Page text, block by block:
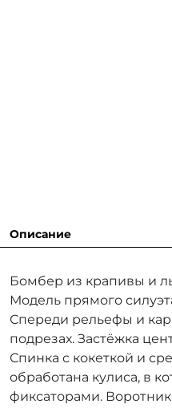
Описание
Бомбер из крапивы и
Модель прямого
Спереди рельефы и
подрезах. Застёжка
Спинка с кокеткой и
обработана кулиса, в
фиксаторами.